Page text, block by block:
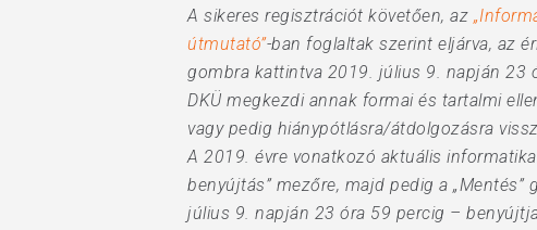
A sikeres regisztrációt követően, az
útmutató”-ban foglaltak szerint eljárva, az
gombra kattintva 2019. július 9. napján 23
DKÜ megkezdi annak formai és tartalmi
vagy pedig hiánypótlásra/átdolgozásra
A 2019. évre vonatkozó aktuális
benyújtás” mezőre, majd pedig a
július 9. napján 23 óra 59 percig –